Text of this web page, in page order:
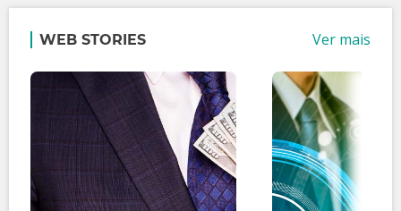
WEB STORIES Ver mais